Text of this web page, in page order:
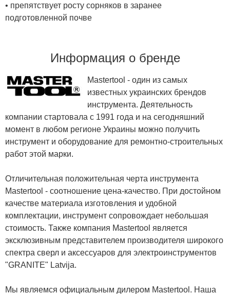
• препятствует росту сорняков в заранее
подготовленной почве
Информация о бренде
Mastertool - один из самых
известных украинских брендов
инструмента. Деятельность
компании стартовала с 1991 года и на сегодняшний
момент в любом регионе Украины можно получить
инструмент и оборудование для ремонтно-строительных
работ этой марки.
Отличительная положительная черта инструмента
Mastertool - соотношение цена-качество. При достойном
качестве материала изготовления и удобной
комплектации, инструмент сопровождает небольшая
стоимость. Также компания Mastertool является
эксклюзивным представителем производителя широкого
спектра сверл и аксессуаров для электроинструментов
"GRANITE" Latvija.
Мы являемся официальным дилером Mastertool. Наша